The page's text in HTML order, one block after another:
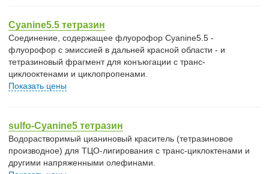
Cyanine5.5 тетразин
Соединение, содержащее флуорофор Cyanine5.5 -
флуорофор с эмиссией в дальней красной области - и
тетразиновый фрагмент для конъюгации с транс-
циклооктенами и циклопропенами.
Показать цены
sulfo-Cyanine5 тетразин
Водорастворимый цианиновый краситель (тетразиновое
производное) для ТЦО-лигирования с транс-циклоктенами и
другими напряженными олефинами.